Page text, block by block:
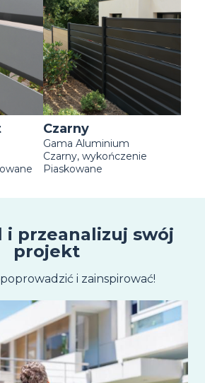
Czarny
Gama Aluminium
Czarny, wykończenie
Piaskowane
i przeanalizuj swój
projekt
i zainspirować!